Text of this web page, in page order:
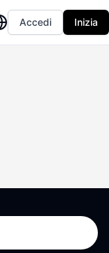
Accedi Inizia